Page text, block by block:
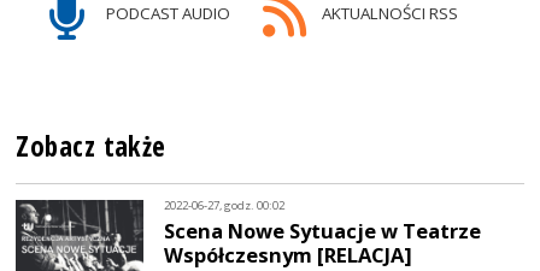
PODCAST AUDIO AKTUALNOŚCI RSS
Zobacz także
2022-06-27, godz. 00:02
Scena Nowe Sytuacje w Teatrze
Współczesnym [RELACJA]